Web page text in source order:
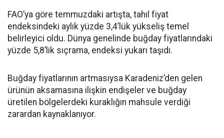
FAO’ya göre temmuzdaki artışta, tahıl fiyat
endeksindeki aylık yüzde 3,4’lük yükseliş temel
belirleyici oldu. Dünya genelinde buğday fiyatlarındaki
yüzde 5,8’lik sıçrama, endeksi yukarı taşıdı.
Buğday fiyatlarının artmasıysa Karadeniz’den gelen
ürünün aksamasına ilişkin endişeler ve buğday
üretilen bölgelerdeki kuraklığın mahsule verdiği
zarardan kaynaklanıyor.